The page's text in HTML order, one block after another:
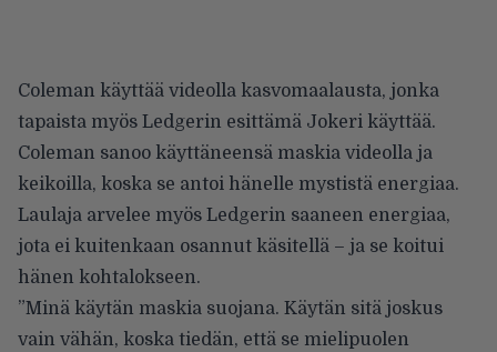
Coleman käyttää videolla kasvomaalausta, jonka
tapaista myös Ledgerin esittämä Jokeri käyttää.
Coleman sanoo käyttäneensä maskia videolla ja
keikoilla, koska se antoi hänelle mystistä energiaa.
Laulaja arvelee myös Ledgerin saaneen energiaa,
jota ei kuitenkaan osannut käsitellä – ja se koitui
hänen kohtalokseen.
”Minä käytän maskia suojana. Käytän sitä joskus
vain vähän, koska tiedän, että se mielipuolen